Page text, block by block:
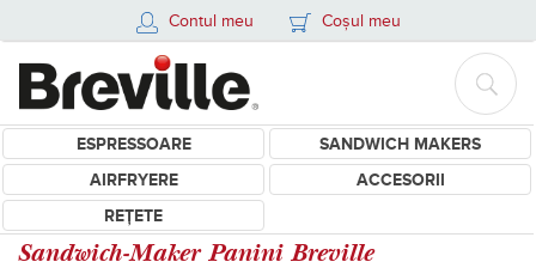
Contul meu Coșul meu
ESPRESSOARE
SANDWICH MAKERS
AIRFRYERE
ACCESORII
REȚETE
Sandwich-Maker Panini Breville